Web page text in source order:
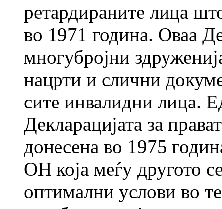
ретардираните лица
во 1971 година. Оваа
многубројни
нацрти и слични
сите инвалидни лица.
Декларацијата за
донесена во 1975
ОН која меѓу другото
оптимални услови во